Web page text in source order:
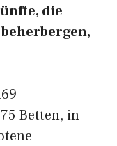
die
Betten, in